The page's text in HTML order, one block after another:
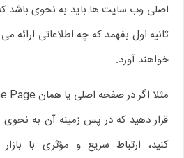
اصلی وب سایت ها باید به نحوی باشد
ثانیه اول بفهمد که چه اطلاعاتی
خواهند آورد.
قرار دهید که در پس زمینه آن به
کنید، ارتباط سریع و مؤثری با